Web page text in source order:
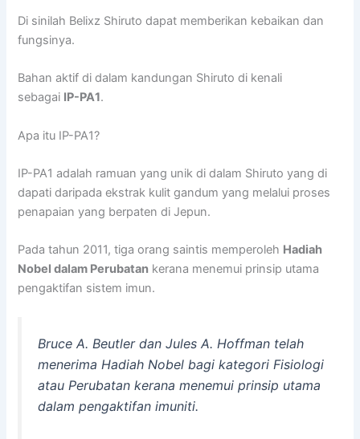
Di sinilah Belixz Shiruto dapat memberikan kebaikan dan
fungsinya.
Bahan aktif di dalam kandungan Shiruto di kenali
sebagai IP-PA1.
Apa itu IP-PA1?
IP-PA1 adalah ramuan yang unik di dalam Shiruto yang di
dapati daripada ekstrak kulit gandum yang melalui proses
penapaian yang berpaten di Jepun.
Pada tahun 2011, tiga orang saintis memperoleh Hadiah
Nobel dalam Perubatan kerana menemui prinsip utama
pengaktifan sistem imun.
Bruce A. Beutler dan Jules A. Hoffman telah
menerima Hadiah Nobel bagi kategori Fisiologi
atau Perubatan kerana menemui prinsip utama
dalam pengaktifan imuniti.